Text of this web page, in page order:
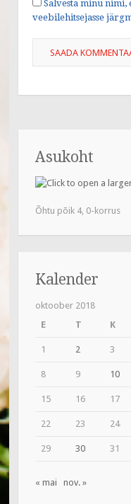
Salvesta minu nimi,
veebilehitsejasse
Asukoht
Õhtu põik 4, 0-korrus
Kalender
oktoober 2018
E
T K
1 2 3
8 9 10
15 16 17
22 23 24
29 30 31
« mai nov. »